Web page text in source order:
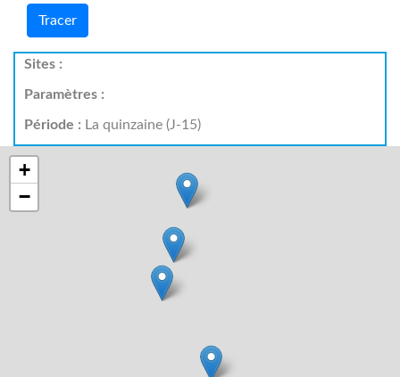
Tracer
Sites :
Paramètres :
Période : La quinzaine (J-15)
+
−